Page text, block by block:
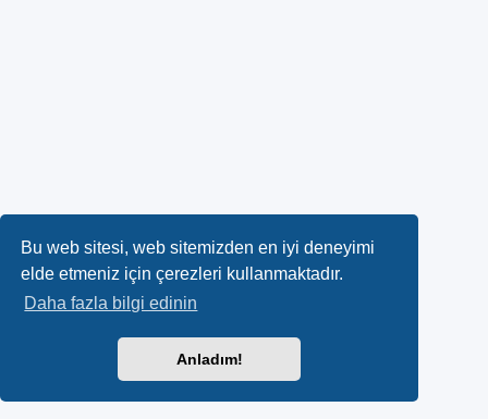
Bu web sitesi, web sitemizden en iyi deneyimi
elde etmeniz için çerezleri kullanmaktadır.
Daha fazla bilgi edinin
Anladım!